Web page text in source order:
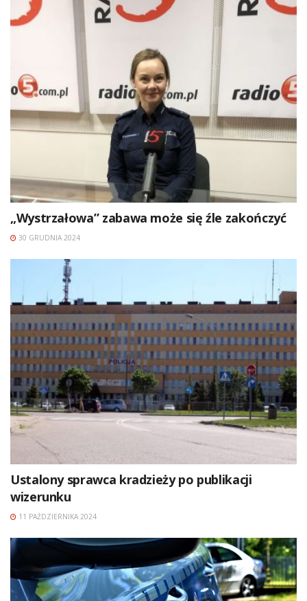
„Wystrzałowa” zabawa może się źle zakończyć
30 GRUDNIA 2024
Ustalony sprawca kradzieży po publikacji
wizerunku
11 PAŹDZIERNIKA 2024